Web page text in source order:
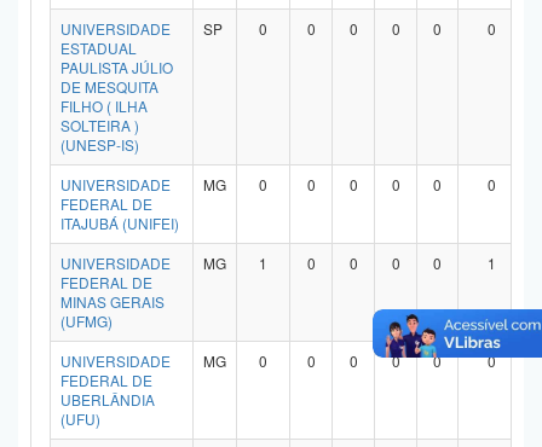
UNIVERSIDADE
ESTADUAL
PAULISTA JÚLIO
DE MESQUITA
FILHO ( ILHA
SOLTEIRA )
(UNESP-IS)
SP 0 0 0 0 0 0
UNIVERSIDADE
FEDERAL DE
ITAJUBÁ (UNIFEI)
MG 0 0 0 0 0 0
UNIVERSIDADE
FEDERAL DE
MINAS GERAIS
(UFMG)
MG 1 0 0 0 0 1
UNIVERSIDADE
FEDERAL DE
UBERLÂNDIA
(UFU)
MG 0 0 0 0 0 0